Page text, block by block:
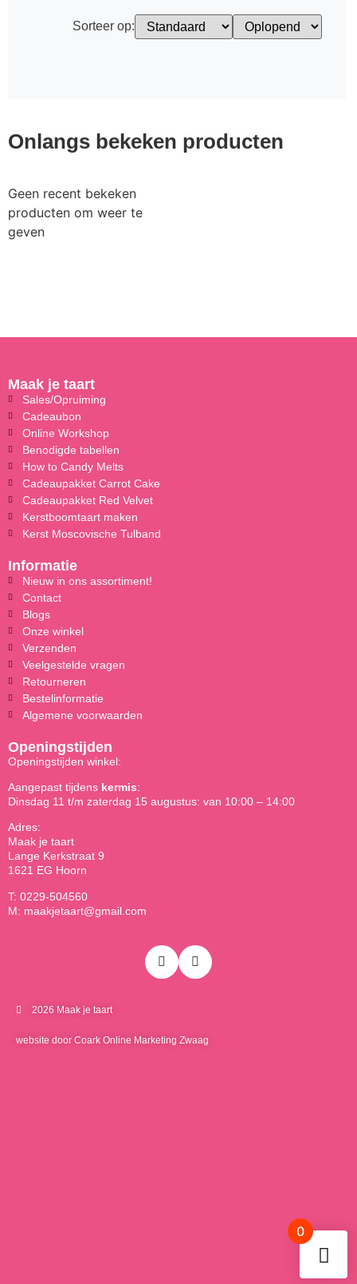
Sorteer op:
Onlangs bekeken producten
Geen recent bekeken
producten om weer te
geven
Maak je taart
Sales/Opruiming
Cadeaubon
Online Workshop
Benodigde tabellen
How to Candy Melts
Cadeaupakket Carrot Cake
Cadeaupakket Red Velvet
Kerstboomtaart maken
Kerst Moscovische Tulband
Informatie
Nieuw in ons assortiment!
Contact
Blogs
Onze winkel
Verzenden
Veelgestelde vragen
Retourneren
Bestelinformatie
Algemene voorwaarden
Openingstijden
Openingstijden winkel:
Aangepast tijdens kermis:
Dinsdag 11 t/m zaterdag 15 augustus: van 10:00 – 14:00
Adres:
Maak je taart
Lange Kerkstraat 9
1621 EG Hoorn
T: 0229-504560
M: maakjetaart@gmail.com
2026 Maak je taart
website door Coark Online Marketing Zwaag
0